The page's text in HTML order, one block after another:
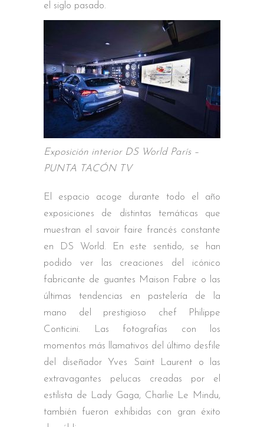
el siglo pasado.
Exposición interior DS World París –
PUNTA TACÓN TV
El espacio acoge durante todo el año
exposiciones de distintas temáticas que
muestran el savoir faire francés constante
en DS World. En este sentido, se han
podido ver las creaciones del icónico
fabricante de guantes Maison Fabre o las
últimas tendencias en pastelería de la
mano del prestigioso chef Philippe
Conticini. Las fotografías con los
momentos más llamativos del último desfile
del diseñador Yves Saint Laurent o las
extravagantes pelucas creadas por el
estilista de Lady Gaga, Charlie Le Mindu,
también fueron exhibidas con gran éxito